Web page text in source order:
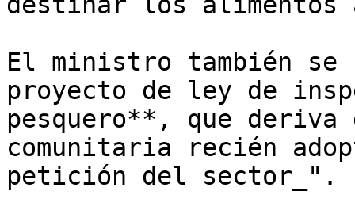
El ministro también
proyecto de ley de
pesquero**, que
comunitaria recién
petición del sector_".